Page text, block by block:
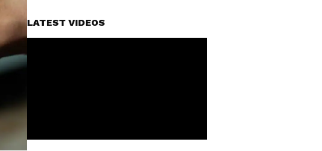
LATEST VIDEOS